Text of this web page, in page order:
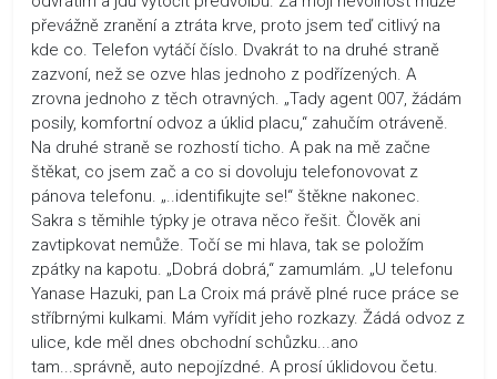
převážně zranění a ztráta krve, proto jsem teď citlivý na
kde co. Telefon vytáčí číslo. Dvakrát to na druhé straně
zazvoní, než se ozve hlas jednoho z podřízených. A
zrovna jednoho z těch otravných. „Tady agent 007, žádám
posily, komfortní odvoz a úklid placu,“ zahučím otráveně.
Na druhé straně se rozhostí ticho. A pak na mě začne
štěkat, co jsem zač a co si dovoluju telefonovovat z
pánova telefonu. „..identifikujte se!“ štěkne nakonec.
Sakra s těmihle týpky je otrava něco řešit. Člověk ani
zavtipkovat nemůže. Točí se mi hlava, tak se položím
zpátky na kapotu. „Dobrá dobrá,“ zamumlám. „U telefonu
Yanase Hazuki, pan La Croix má právě plné ruce práce se
stříbrnými kulkami. Mám vyřídit jeho rozkazy. Žádá odvoz z
ulice, kde měl dnes obchodní schůzku...ano
tam...správně, auto nepojízdné. A prosí úklidovou četu.